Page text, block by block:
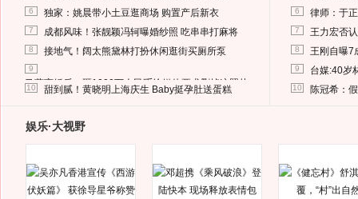
6 独家：姚晨带小土豆逛商场 购置产后新衣
7 成都风味！张靓颖冯轲曝婚纱照 吃串串打麻将
8 接地气！阔太熊黛林打扮休闲逛街买厕所泵
9
马蓉离婚后，砸1000万人民币给媒体要求删掉这照片
10 甜到腻！黄晓明上海庆生 Baby挺孕肚送蛋糕
6 律师：于
7 王力宏否
8 王刚自曝7
9 台媒:40岁
10 陈冠希：
娱乐·大视野